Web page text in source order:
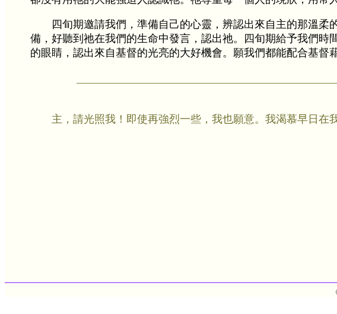
四旬期邀請我們，準備自己的心靈，辨認出來自主的那溫柔
備，好聽到祂在我們的生命中發言，認出祂。四旬期給予我們時
的眼睛，認出來自基督的光亮的大好機會。願我們都能配合基督
主，請光照我！即使再強烈一些，我也願意。我渴慕早日在